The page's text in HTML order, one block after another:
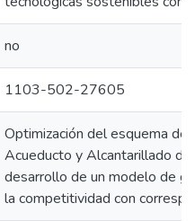
no
1103-502-27605
Optimización del esquema
Acueducto y Alcantarillado
desarrollo de un modelo de
la competitividad con